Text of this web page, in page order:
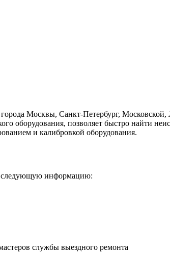
Москвы, Санкт-Петербург,
оборудования, позволяет быстро найти
и калибровкой оборудования.
следующую информацию:
службы выездного ремонта